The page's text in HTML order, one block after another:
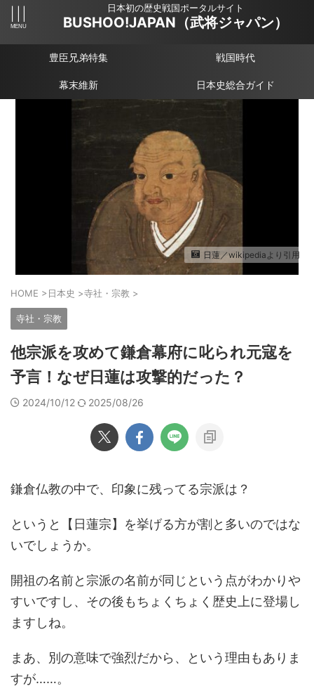
日本初の歴史戦国ポータルサイト
BUSHOO!JAPAN（武将ジャパン）
豊臣兄弟特集 戦国時代
幕末維新 日本史総合ガイド
日蓮／wikipediaより引用
HOME >日本史 >寺社・宗教 >
寺社・宗教
他宗派を攻めて鎌倉幕府に叱られ元寇を
予言！なぜ日蓮は攻撃的だった？
2024/10/12 2025/08/26
鎌倉仏教の中で、印象に残ってる宗派は？
というと【日蓮宗】を挙げる方が割と多いのではな
いでしょうか。
開祖の名前と宗派の名前が同じという点がわかりや
すいですし、その後もちょくちょく歴史上に登場し
ますしね。
まあ、別の意味で強烈だから、という理由もありま
すが……。